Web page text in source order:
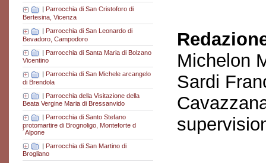
Parrocchia di San Cristoforo di
Bertesina, Vicenza
| Parrocchia di San Leonardo di
Bevadoro, Campodoro
| Parrocchia di Santa Maria di Bolzano
Vicentino
| Parrocchia di San Michele arcangelo
di Brendola
| Parrocchia della Visitazione della
Beata Vergine Maria di Bressanvido
| Parrocchia di Santo Stefano
protomartire di Brognoligo, Monteforte d
´Alpone
| Parrocchia di San Martino di
Brogliano
Michelon
Sardi